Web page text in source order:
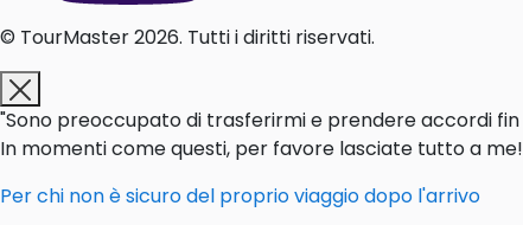
© TourMaster 2026. Tutti i diritti riservati.
"Sono preoccupato di trasferirmi e prendere accordi fin
In momenti come questi, per favore lasciate tutto a me!
Per chi non è sicuro del proprio viaggio dopo l'arrivo